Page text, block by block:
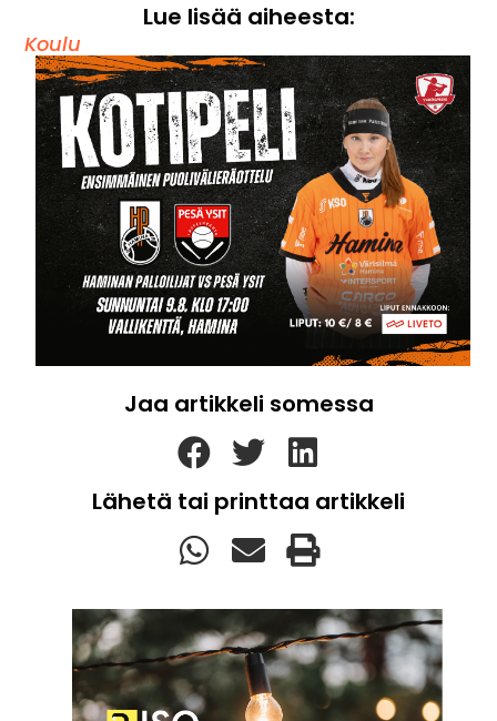
Lue lisää aiheesta:
Koulu
Jaa artikkeli somessa
Lähetä tai printtaa artikkeli